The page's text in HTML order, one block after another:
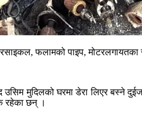
फलामको पाइप, मोटरलगायतका
उसिम मुदिलको घरमा डेरा लिएर बस्ने
रहेका छन् ।